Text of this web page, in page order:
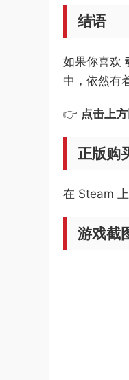
结语
如果你喜欢
中，依然有
👉 点击上
正版购
在 Steam
游戏截